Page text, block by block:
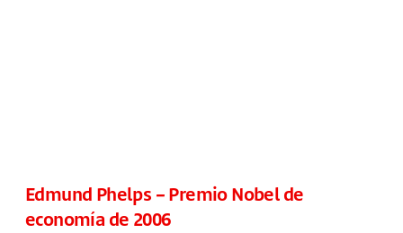
Edmund Phelps – Premio Nobel de
economía de 2006